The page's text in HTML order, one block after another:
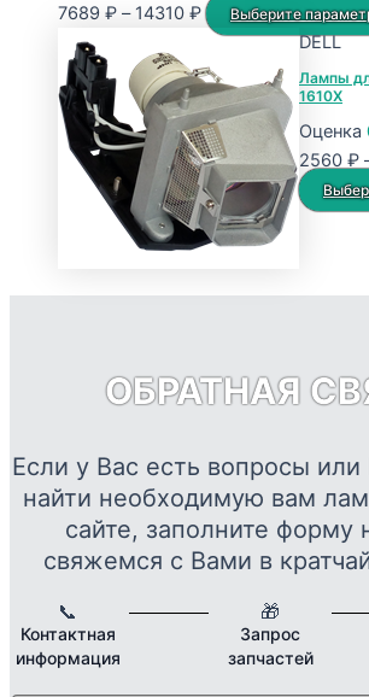
7689 ₽ – 14310 ₽Диапазон
цен:
7689 ₽
–
14310 ₽
Выберите
DELL
Лампы
1610X
Оценка
2560 ₽
ОБРАТНАЯ
Если у Вас есть вопросы
найти необходимую вам
сайте, заполните
свяжемся с Вами в
📞
Контактная
информация
🎁
Запрос
запчастей